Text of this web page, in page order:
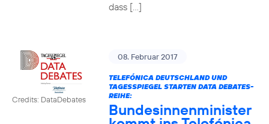
dass […]
Credits: DataDebates
08. Februar 2017
TELEFÓNICA DEUTSCHLAND UND
TAGESSPIEGEL STARTEN DATA DEBATES-
REIHE:
Bundesinnenminister